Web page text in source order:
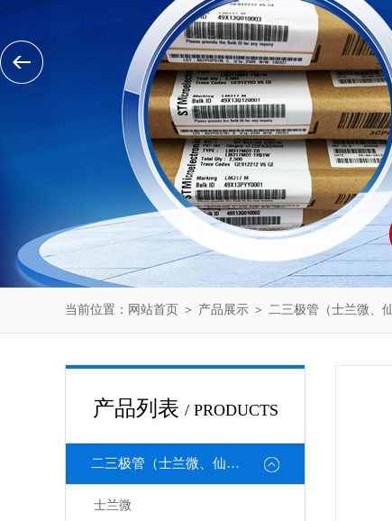
当前位置： 网站首页 ＞ 产品展示 ＞ 二三极管（士兰微、
产品列表 / PRODUCTS
二三极管（士兰微、仙童、强茂、海矽美、光宝等）
士兰微